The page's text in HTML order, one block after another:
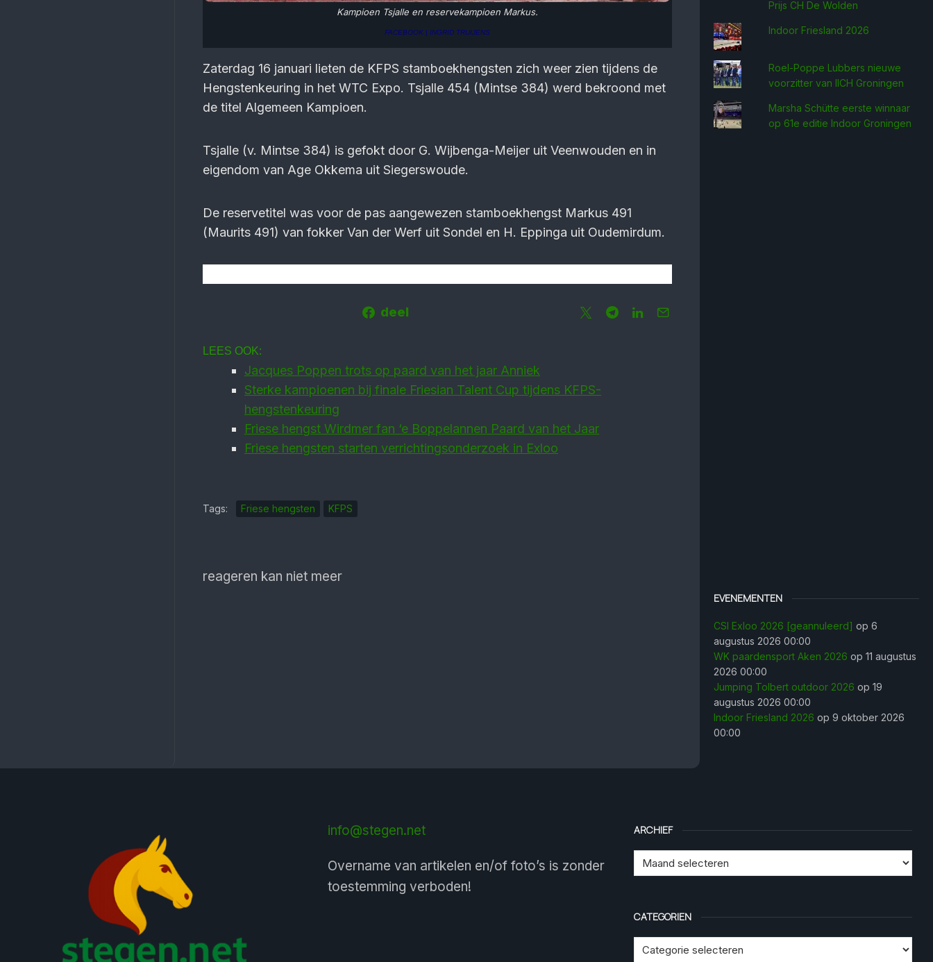
Kampioen Tsjalle en reservekampioen Markus.
FACEBOOK | INGRID TRUIJENS
Zaterdag 16 januari lieten de KFPS stamboekhengsten zich weer zien tijdens de
Hengstenkeuring in het WTC Expo. Tsjalle 454 (Mintse 384) werd bekroond met
de titel Algemeen Kampioen.
Tsjalle (v. Mintse 384) is gefokt door G. Wijbenga-Meijer uit Veenwouden en in
eigendom van Age Okkema uit Siegerswoude.
De reservetitel was voor de pas aangewezen stamboekhengst Markus 491
(Maurits 491) van fokker Van der Werf uit Sondel en H. Eppinga uit Oudemirdum.
deel
LEES OOK:
Jacques Poppen trots op paard van het jaar Anniek
Sterke kampioenen bij finale Friesian Talent Cup tijdens KFPS-
hengstenkeuring
Friese hengst Wirdmer fan ‘e Boppelannen Paard van het Jaar
Friese hengsten starten verrichtingsonderzoek in Exloo
Tags: Friese hengsten KFPS
reageren kan niet meer
Prijs CH De Wolden
Indoor Friesland 2026
Roel-Poppe Lubbers nieuwe
voorzitter van IICH Groningen
Marsha Schütte eerste win­naar
op 61e editie Indoor Groningen
EVENEMENTEN
CSI Exloo 2026 [geannuleerd] op 6
augustus 2026 00:00
WK paardensport Aken 2026 op 11 augustus
2026 00:00
Jumping Tolbert outdoor 2026 op 19
augustus 2026 00:00
Indoor Friesland 2026 op 9 oktober 2026
00:00
info@stegen.net
Overname van artikelen en/of foto’s is zonder
toestemming verboden!
ARCHIEF
CATEGORIEN